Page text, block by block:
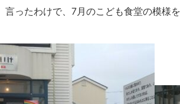
言ったわけで、7月のこども食堂の模様